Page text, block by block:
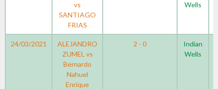
vs
SANTIAGO
FRIAS
Wells
24/03/2021
ALEJANDRO
ZUMEL vs
Bernardo
Nahuel
Enrique
2 - 0
Indian
Wells